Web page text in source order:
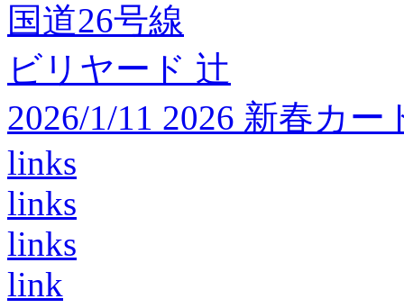
国道26号線
ビリヤード 辻
2026/1/11 2026 新春カ
links
links
links
link